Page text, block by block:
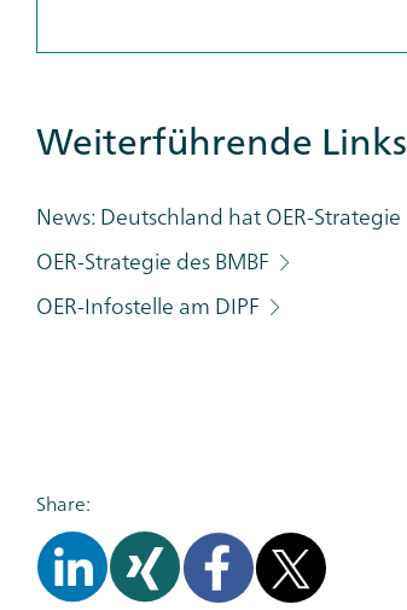
Additional
Links
Weiterführende Links
News: Deutschland hat OER-Strategie
OER-Strategie des BMBF
OER-Infostelle am DIPF
Share: